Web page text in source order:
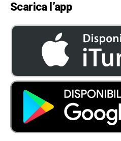
Scarica l’app